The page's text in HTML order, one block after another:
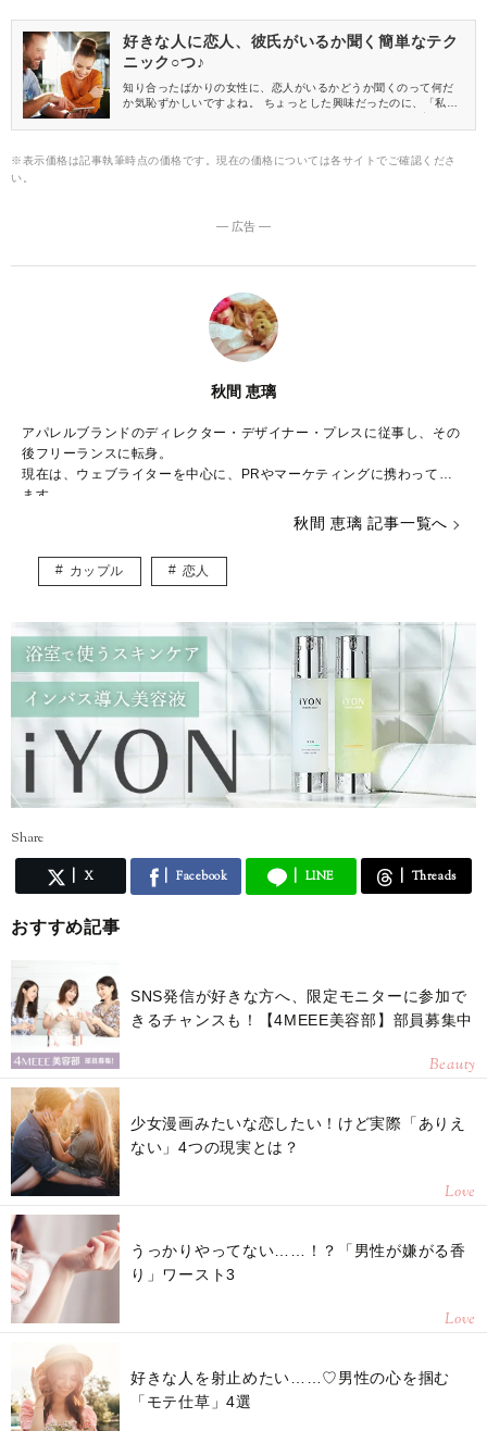
好きな人に恋人、彼氏がいるか聞く簡単なテク
ニック○つ♪
知り合ったばかりの女性に、恋人がいるかどうか聞くのって何だ
か気恥ずかしいですよね。 ちょっとした興味だったのに、「私の
って聞けないことも。 そこで今回は、例え相手に彼氏がいたとし
※表示価格は記事執筆時点の価格です。現在の価格については各サイトでご確認くださ
い。
― 広告 ―
秋間 恵璃
アパレルブランドのディレクター・デザイナー・プレスに従事し、その
後フリーランスに転身。
現在は、ウェブライターを中心に、PRやマーケティングに携わってい
ます。
トレンドはもちろん、体型や髪型に合う着こなしなど、ファッションに
関する様々な記事を執筆していきたいと思います！
インスタグラム* @eriusa0325https://instagram.com/eriusa0325/
メール* eriusa0325@gmail.com
(コンタクトはインスタグラムのDM、メールアドレスへお願いいたしま
す)
※恐れ入りますが、商品に関してのご質問にはお答えしかねます。
秋間 恵璃 記事一覧へ
カップル 恋人
Share
X Facebook LINE Threads
おすすめ記事
SNS発信が好きな方へ、限定モニターに参加で
きるチャンスも！【4MEEE美容部】部員募集中
Beauty
少女漫画みたいな恋したい！けど実際「ありえ
ない」4つの現実とは？
Love
うっかりやってない……！？「男性が嫌がる香
り」ワースト3
Love
好きな人を射止めたい……♡男性の心を掴む
「モテ仕草」4選